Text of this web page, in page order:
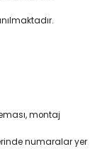
montaj
numaralar yer